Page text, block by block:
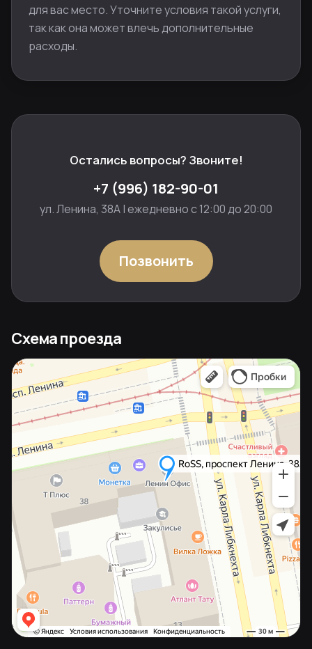
для вас место. Уточните условия такой услуги,
так как она может влечь дополнительные
расходы.
Остались вопросы? Звоните!
+7 (996) 182-90-01
ул. Ленина, 38А | ежедневно с 12:00 до 20:00
Позвонить
Схема проезда